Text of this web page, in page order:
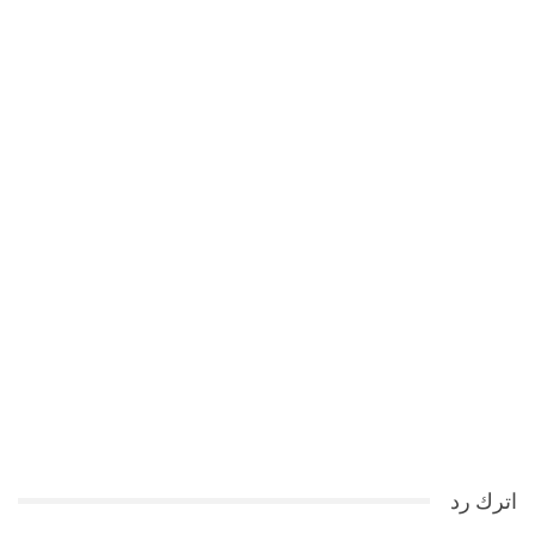
اترك رد